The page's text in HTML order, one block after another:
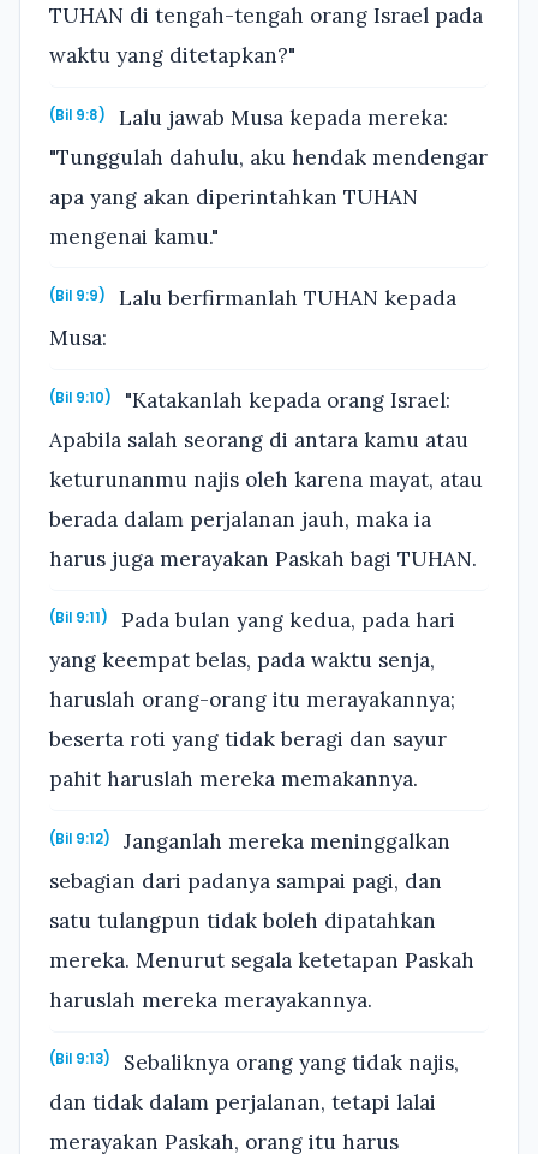
TUHAN di tengah-tengah orang Israel pada
waktu yang ditetapkan?"
(Bil 9:8)
Lalu jawab Musa kepada mereka:
"Tunggulah dahulu, aku hendak mendengar
apa yang akan diperintahkan TUHAN
mengenai kamu."
(Bil 9:9)
Lalu berfirmanlah TUHAN kepada
Musa:
(Bil 9:10)
"Katakanlah kepada orang Israel:
Apabila salah seorang di antara kamu atau
keturunanmu najis oleh karena mayat, atau
berada dalam perjalanan jauh, maka ia
harus juga merayakan Paskah bagi TUHAN.
(Bil 9:11)
Pada bulan yang kedua, pada hari
yang keempat belas, pada waktu senja,
haruslah orang-orang itu merayakannya;
beserta roti yang tidak beragi dan sayur
pahit haruslah mereka memakannya.
(Bil 9:12)
Janganlah mereka meninggalkan
sebagian dari padanya sampai pagi, dan
satu tulangpun tidak boleh dipatahkan
mereka. Menurut segala ketetapan Paskah
haruslah mereka merayakannya.
(Bil 9:13)
Sebaliknya orang yang tidak najis,
dan tidak dalam perjalanan, tetapi lalai
merayakan Paskah, orang itu harus